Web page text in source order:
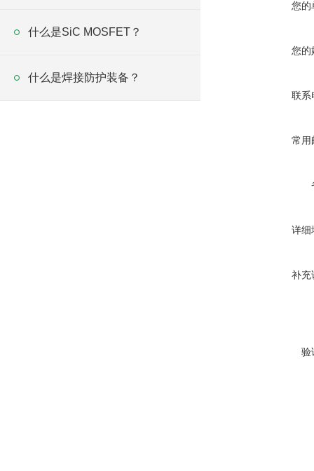
您的
您的
联系
常用
详细
补充
验
什么是SiC MOSFET？
什么是焊接防护装备？